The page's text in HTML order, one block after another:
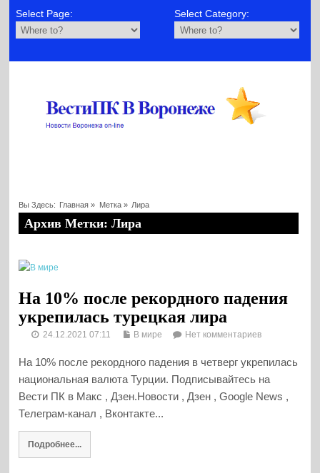
Select Page: Select Category:
Вы Здесь: Главная » Метка » Лира
Архив Метки: Лира
На 10% после рекордного падения
укрепилась турецкая лира
24.12.2021 07:11 В мире Нет комментариев
На 10% после рекордного падения в четверг укрепилась
национальная валюта Турции. Подписывайтесь на
Вести ПК в Макс , Дзен.Новости , Дзен , Google News ,
Телеграм-канал , Вконтакте...
Подробнее...